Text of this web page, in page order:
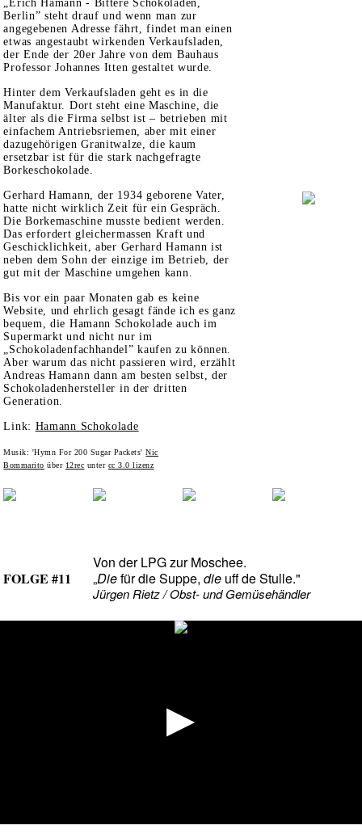
„Erich Hamann - Bittere Schokoladen,
Berlin” steht drauf und wenn man zur
angegebenen Adresse fährt, findet man einen
etwas angestaubt wirkenden Verkaufsladen,
der Ende der 20er Jahre von dem Bauhaus
Professor Johannes Itten gestaltet wurde.
Hinter dem Verkaufsladen geht es in die
Manufaktur. Dort steht eine Maschine, die
älter als die Firma selbst ist – betrieben mit
einfachem Antriebsriemen, aber mit einer
dazugehörigen Granitwalze, die kaum
ersetzbar ist für die stark nachgefragte
Borkeschokolade.
Gerhard Hamann, der 1934 geborene Vater,
hatte nicht wirklich Zeit für ein Gespräch.
Die Borkemaschine musste bedient werden.
Das erfordert gleichermassen Kraft und
Geschicklichkeit, aber Gerhard Hamann ist
neben dem Sohn der einzige im Betrieb, der
gut mit der Maschine umgehen kann.
Bis vor ein paar Monaten gab es keine
Website, und ehrlich gesagt fände ich es ganz
bequem, die Hamann Schokolade auch im
Supermarkt und nicht nur im
„Schokoladenfachhandel” kaufen zu können.
Aber warum das nicht passieren wird, erzählt
Andreas Hamann dann am besten selbst, der
Schokoladenhersteller in der dritten
Generation.
Link: Hamann Schokolade
Musik: 'Hymn For 200 Sugar Packets'Nic
Bommarito über 12rec unter cc 3.0 lizenz
FOLGE #11
Von der LPG zur Moschee.
„Diefür die Suppe,die uff de Stulle."
Jürgen Rietz / Obst- und Gemüsehändler